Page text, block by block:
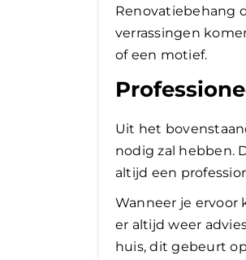
Renovatiebehang
verrassingen
of een motief.
Uit het
nodig zal hebben.
altijd een
Wanneer je ervoor
er altijd weer
huis, dit gebeurt